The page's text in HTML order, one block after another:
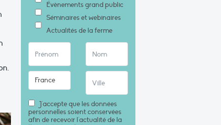
Évènements grand public
Séminaires et webinaires
Actualités de la ferme
J'accepte que les données
personnelles soient conservées
afin de recevoir l'actualité de la